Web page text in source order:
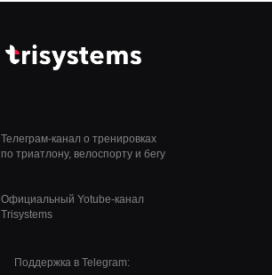
Поддержка в Telegram:
Телеграм-канал о тренировках
по триатлону, велоспорту и бегу
Официальный Yotube-канал
Trisystems